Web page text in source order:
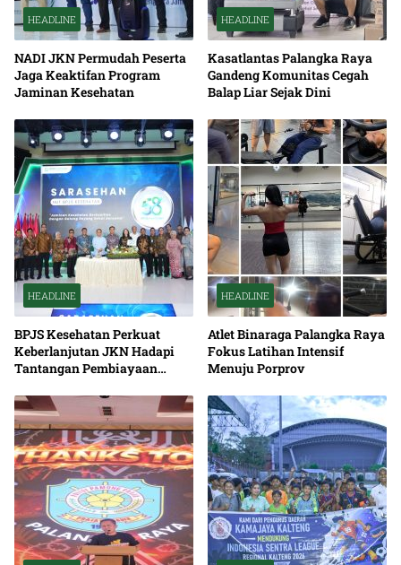
HEADLINE
NADI JKN Permudah Peserta
Jaga Keaktifan Program
Jaminan Kesehatan
HEADLINE
Kasatlantas Palangka Raya
Gandeng Komunitas Cegah
Balap Liar Sejak Dini
HEADLINE
BPJS Kesehatan Perkuat
Keberlanjutan JKN Hadapi
Tantangan Pembiayaan
HEADLINE
Atlet Binaraga Palangka Raya
Fokus Latihan Intensif
Menuju Porprov